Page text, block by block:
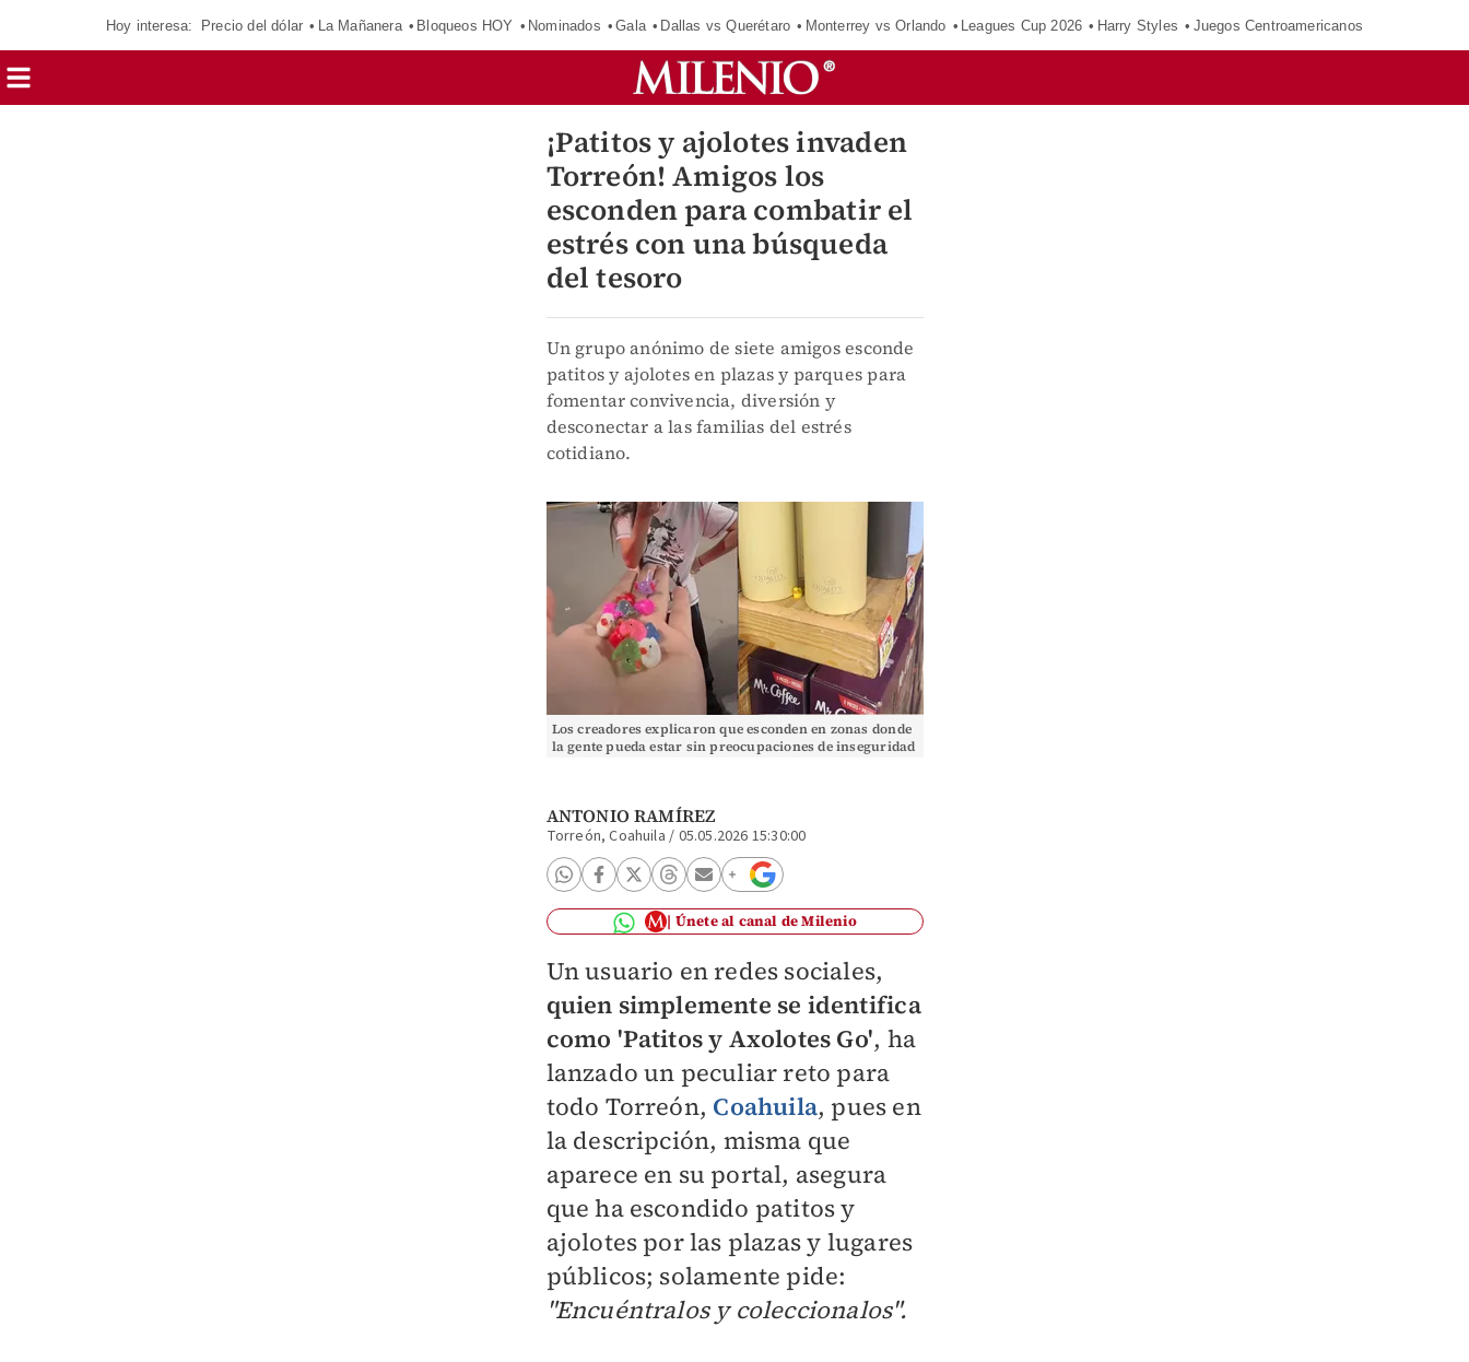
Hoy interesa: Precio del dólar La Mañanera Bloqueos HOY Nominados Gala Dallas vs Querétaro Monterrey vs Orlando Leagues Cup 2026 Harry Styles Juegos Centroamericanos
¡Patitos y ajolotes invaden
Torreón! Amigos los
esconden para combatir el
estrés con una búsqueda
del tesoro
Un grupo anónimo de siete amigos esconde
patitos y ajolotes en plazas y parques para
fomentar convivencia, diversión y
desconectar a las familias del estrés
cotidiano.
Los creadores explicaron que esconden en zonas donde
la gente pueda estar sin preocupaciones de inseguridad
ANTONIO RAMÍREZ
Torreón, Coahuila / 05.05.2026 15:30:00
Únete al canal de Milenio
Un usuario en redes sociales,
quien simplemente se identifica
como 'Patitos y Axolotes Go', ha
lanzado un peculiar reto para
todo Torreón, Coahuila, pues en
la descripción, misma que
aparece en su portal, asegura
que ha escondido patitos y
ajolotes por las plazas y lugares
públicos; solamente pide:
"Encuéntralos y coleccionalos".